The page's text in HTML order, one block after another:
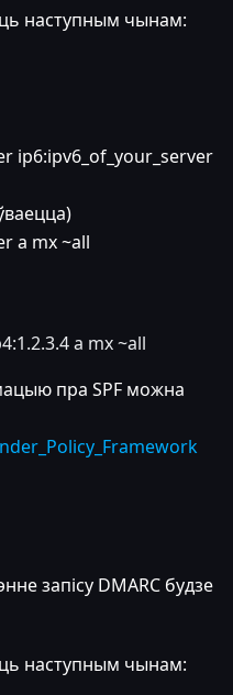
наступным чынам:
ip6:ipv6_of_your_server
a mx ~all
a mx ~all
пра SPF можна
запісу DMARC будзе
наступным чынам: